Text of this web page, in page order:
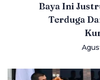
Baya Ini
Terduga